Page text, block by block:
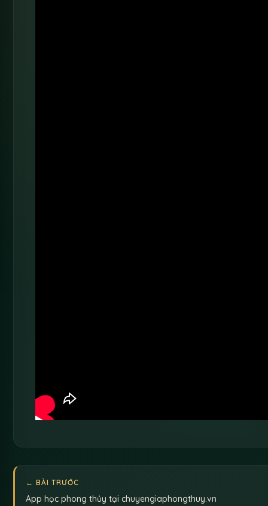
← BÀI TRƯỚC
App học phong thủy tại chuyengiaphongthuy.vn